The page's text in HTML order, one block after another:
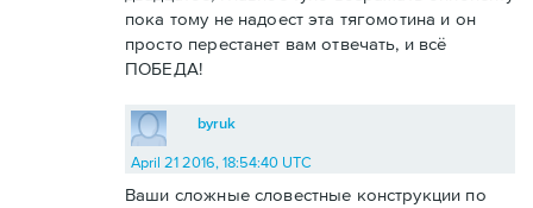
пока тому не надоест эта тягомотина и он
просто перестанет вам отвечать, и всё
ПОБЕДА!
byruk
April 21 2016, 18:54:40 UTC
Ваши сложные словестные конструкции по